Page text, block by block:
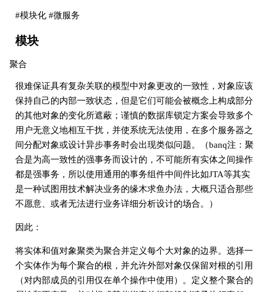
#模块化 #微服务
模块
聚合
很难保证具有复杂关联的模型中对象更改的一致性，对象应该
保持自己的内部一致状态，但是它们可能会被概念上构成部分
的其他对象的变化所遮蔽；谨慎的数据库锁定方案会导致多个
用户无意义地相互干扰，并使系统无法使用，在多个服务器之
间分配对象或设计异步事务时会出现类似问题。（banq注：聚
合是为高一致性的强事务而设计的，不可能所有实体之间操作
都是强事务，所以使用通用的事务组件中间件比如JTA等其实
是一种试图用技术解决业务的缘木求鱼办法，大概只适合那些
不愿意、或者无法进行业务详细分析设计的场合。）
因此：
将实体和值对象聚类为聚合并定义每个大对象的边界。选择一
个实体作为每个聚合的根，并允许外部对象仅保留对根的引用
（对内部成员的引用仅在单个操作中使用）。定义整个聚合的